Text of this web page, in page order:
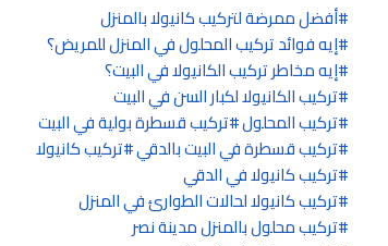
أفضل ممرضة لتركيب كانيولا بالمنزل
إيه فوائد تركيب المحلول في المنزل للمريض؟
إيه مخاطر تركيب الكانيولا في البيت؟
تركيب الكانيولا لكبار السن في البيت
تركيب المحلول تركيب قسطرة بولية في البيت
تركيب قسطرة في البيت بالدقي تركيب كانيولا
تركيب كانيولا في الدقي
تركيب كانيولا لحالات الطوارئ في المنزل
تركيب محلول بالمنزل مدينة نصر